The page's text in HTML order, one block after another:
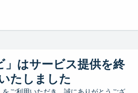
」はサービス提供を終
たしました
ご利用いただき、誠にありがとうござ